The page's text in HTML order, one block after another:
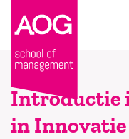
Introductie
in Innovatie